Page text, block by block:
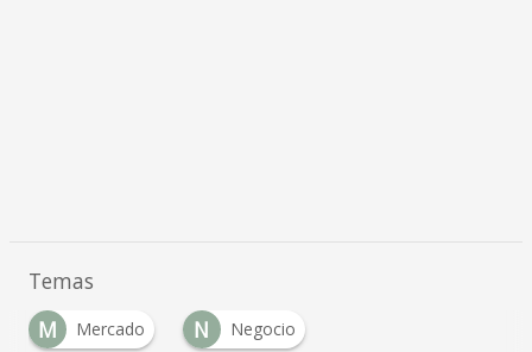
Temas
M
Mercado N Negocio